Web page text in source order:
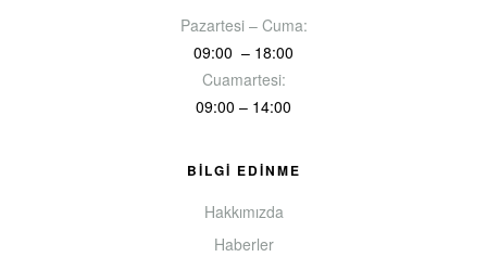
Pazartesi – Cuma:
09:00 – 18:00
Cuamartesi:
09:00 – 14:00
BİLGİ EDİNME
Hakkımızda
Haberler